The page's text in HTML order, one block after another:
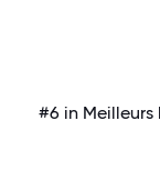
#6 in